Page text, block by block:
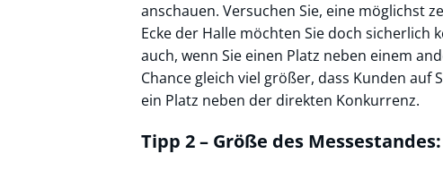
anschauen. Versuchen Sie, eine möglichst
Ecke der Halle möchten Sie doch sicherlich
auch, wenn Sie einen Platz neben einem
Chance gleich viel größer, dass Kunden auf
ein Platz neben der direkten Konkurrenz.
Tipp 2 – Größe des Messestandes: